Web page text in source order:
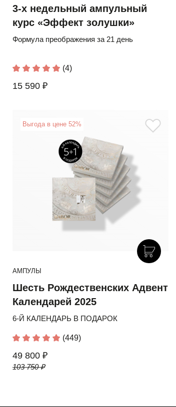
3-х недельный ампульный
курс «Эффект золушки»
Формула преображения за 21 день
(4)
15 590 ₽
Выгода в цене 52%
АМПУЛЫ
Шесть Рождественских Адвент
Календарей 2025
6-Й КАЛЕНДАРЬ В ПОДАРОК
(449)
49 800 ₽
103 750 ₽